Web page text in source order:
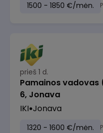
1500 - 1850 €/mėn.
prieš 1 d.
Pamainos vadovas
6, Jonava
IKI Jonava
1320 - 1600 €/mėn.